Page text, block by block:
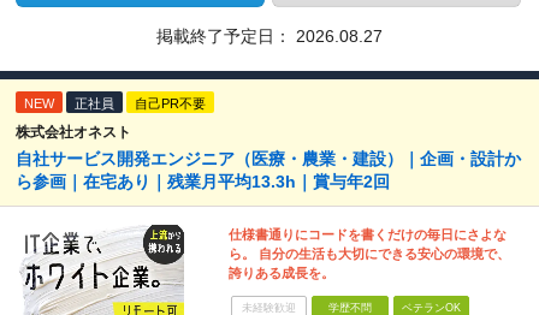
掲載終了予定日： 2026.08.27
NEW 正社員 自己PR不要
株式会社オネスト
自社サービス開発エンジニア（医療・農業・建設）｜企画・設計か
ら参画｜在宅あり｜残業月平均13.3h｜賞与年2回
仕様書通りにコードを書くだけの毎日にさよな
ら。 自分の生活も大切にできる安心の環境で、
誇りある成長を。
未経験歓迎 学歴不問 ベテランOK